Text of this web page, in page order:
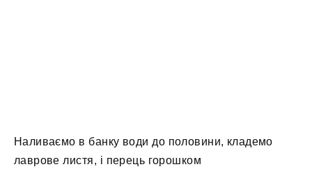
Наливаємо в банку води до половини, кладемо
лаврове листя, і перець горошком